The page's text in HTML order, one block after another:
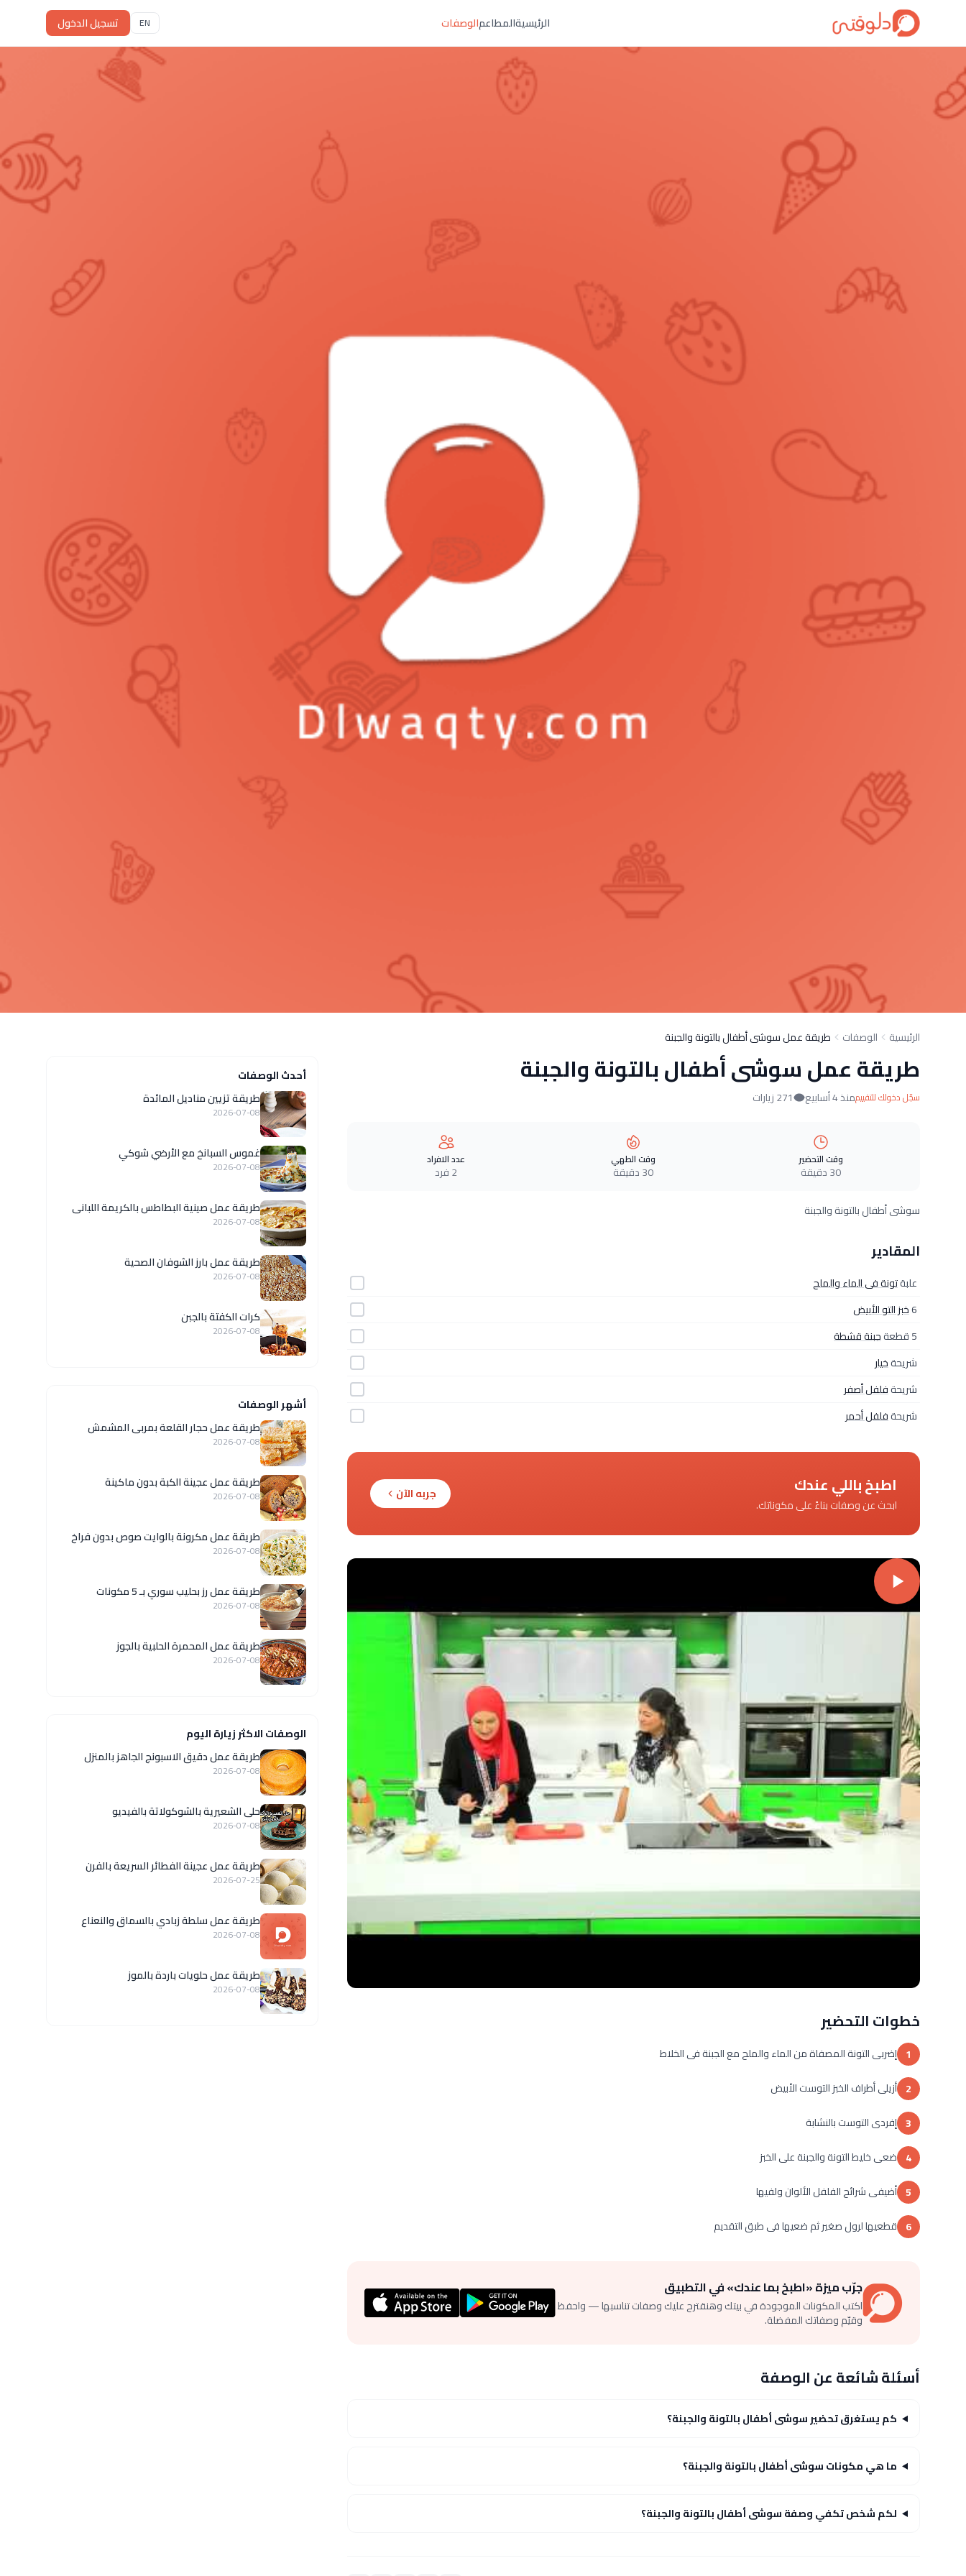
الرئيسيةالمطاعمالوصفات EN تسجيل الدخول
الرئيسية الوصفات طريقة عمل سوشى أطفال بالتونة والجبنة
طريقة عمل سوشى أطفال بالتونة والجبنة
سجّل دخولك للتقييممنذ 4 أسابيع 271 زيارات
وقت التحضير
30 دقيقة
وقت الطهي
30 دقيقة
عدد الافراد
2 فرد
سوشى أطفال بالتونة والجبنة
المقادير
علبةتونة فى الماء والملح
6خبز التو الأبيض
5 قطعة
جبنة قشطة
شريحةخيار
شريحةفلفل أصفر
شريحةفلفل أحمر
اطبخ باللي عندك
ابحث عن وصفات بناءً على مكوناتك.
جربه الآن
خطوات التحضير
1 إضربى التونة المصفاة من الماء والملح مع الجبنة فى الخلاط
2 أزيلى أطراف الخبز التوست الأبيض
3 إفردى التوست بالنشابة
4 ضعى خليط التونة والجبنة على الخبز
5 أضيفى شرائح الفلفل الألوان ولفيها
6 قطعيها لرول صغير ثم ضعيها فى طبق التقديم
جرّب ميزة «اطبخ بما عندك» في التطبيق
اكتب المكونات الموجودة في بيتك وهنقترح عليك وصفات تناسبها — واحفظ
وقيّم وصفاتك المفضلة.
أسئلة شائعة عن الوصفة
كم يستغرق تحضير سوشى أطفال بالتونة والجبنة؟
ما هي مكونات سوشى أطفال بالتونة والجبنة؟
لكم شخص تكفي وصفة سوشى أطفال بالتونة والجبنة؟
أحدث الوصفات
طريقة تزيين مناديل المائدة
2026-07-08
غموس السبانخ مع الأرضي شوكي
2026-07-08
طريقة عمل صينية البطاطس بالكريمة اللبانى
2026-07-08
طريقة عمل بارز الشوفان الصحية
2026-07-08
كرات الكفتة بالجبن
2026-07-08
أشهر الوصفات
طريقة عمل حجار القلعة بمربى المشمش
2026-07-08
طريقة عمل عجينة الكبة بدون ماكينة
2026-07-08
طريقة عمل مكرونة بالوايت صوص بدون فراخ
2026-07-08
طريقة عمل رز بحليب سوري بـ 5 مكونات
2026-07-08
طريقة عمل المحمرة الحلبية بالجوز
2026-07-08
الوصفات الاكثر زيارة اليوم
طريقة عمل دقيق الاسبونج الجاهز بالمنزل
2026-07-08
حلى الشعيرية بالشوكولاتة بالفيديو
2026-07-08
طريقة عمل عجينة الفطائر السريعة بالفرن
2026-07-25
طريقة عمل سلطة زبادي بالسماق والنعناع
2026-07-08
طريقة عمل حلويات باردة بالموز
2026-07-08